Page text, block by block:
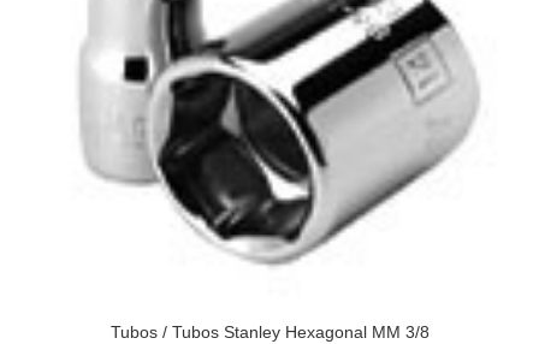
Tubos/ Tubos Stanley Hexagonal MM 3/8